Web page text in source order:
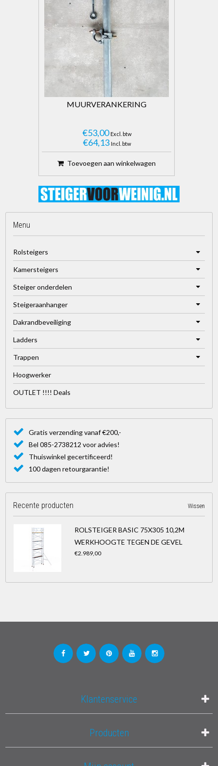
MUURVERANKERING
€53,00 Excl. btw
€64,13 Incl. btw
Toevoegen aan winkelwagen
Menu
Rolsteigers
Kamersteigers
Steiger onderdelen
Steigeraanhanger
Dakrandbeveiliging
Ladders
Trappen
Hoogwerker
OUTLET !!!! Deals
Gratis verzending vanaf €200,-
Bel 085-2738212 voor advies!
Thuiswinkel gecertificeerd!
100 dagen retourgarantie!
Recente producten Wissen
ROLSTEIGER BASIC 75X305 10,2M
WERKHOOGTE TEGEN DE GEVEL
€2.989,00
Klantenservice
Producten